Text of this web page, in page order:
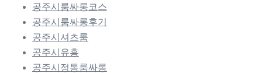
공주시룸싸롱코스
공주시룸싸롱후기
공주시셔츠룸
공주시유흥
공주시정통룸싸롱